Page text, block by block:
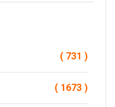
( 731 )
( 1673 )